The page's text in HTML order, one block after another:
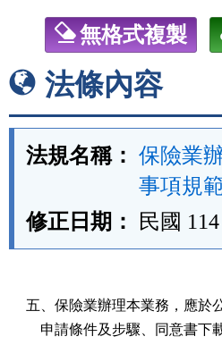
無格式複製
法條內容
法規名稱： 保險業
事項規
修正日期：
民國
五、保險業辦理本業務，應於
申請條件及步驟、同意書下